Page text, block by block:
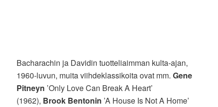
Bacharachin ja Davidin tuotteliaimman kulta-ajan,
1960-luvun, muita viihdeklassikoita ovat mm.Gene
Pitneyn ’Only Love Can Break A Heart’
(1962), Brook Bentonin ’A House Is Not A Home’